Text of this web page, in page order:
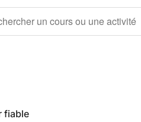
un cours ou une activité
fiable